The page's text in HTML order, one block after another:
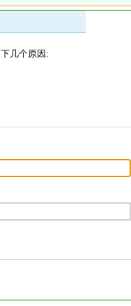
几个原因: